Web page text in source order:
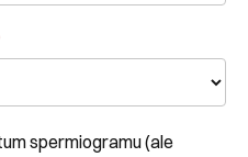
spermiogramu (ale